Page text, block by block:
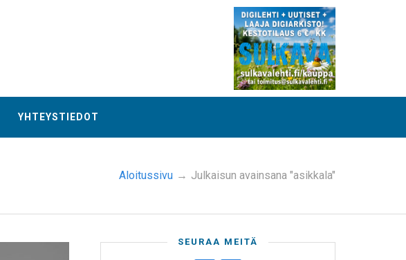
YHTEYSTIEDOT
Aloitussivu → Julkaisun avainsana "asikkala"
SEURAA MEITÄ